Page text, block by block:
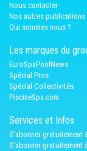
Nous contacter
Nos autres publications
Qui sommes nous ?
Les marques du
EuroSpaPoolNews
Spécial Pros
Spécial Collectivités
PiscineSpa.com
Services et Infos
S'abonner gratuitement
S'abonner gratuitement